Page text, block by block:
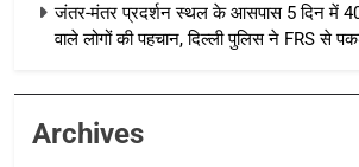
जंतर-मंतर प्रदर्शन स्थल के आसपास 5 दिन में
वाले लोगों की पहचान, दिल्ली पुलिस ने FRS से
Archives